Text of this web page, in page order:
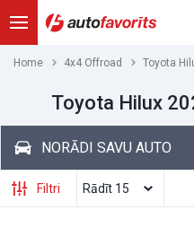
Home 4x4 Offroad Toyota
Toyota Hilux
NORĀDI SAVU AUTO
Filtri